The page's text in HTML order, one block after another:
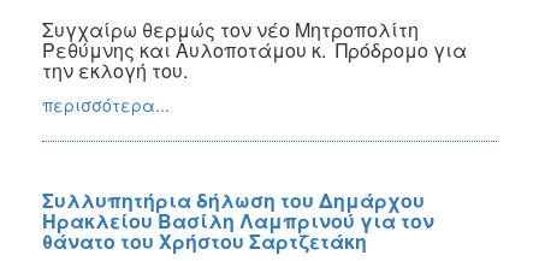
Συγχαίρω θερμώς τον νέο Μητροπολίτη
Ρεθύμνης και Αυλοποτάμου κ. Πρόδρομο για
την εκλογή του.
περισσότερα...
Συλλυπητήρια δήλωση του Δημάρχου
Ηρακλείου Βασίλη Λαμπρινού για τον
θάνατο του Χρήστου Σαρτζετάκη